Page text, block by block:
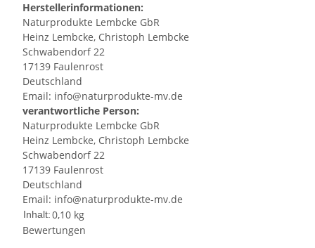
Herstellerinformationen:
Naturprodukte Lembcke GbR
Heinz Lembcke, Christoph Lembcke
Schwabendorf 22
17139 Faulenrost
Deutschland
Email: info@naturprodukte-mv.de
verantwortliche Person:
Naturprodukte Lembcke GbR
Heinz Lembcke, Christoph Lembcke
Schwabendorf 22
17139 Faulenrost
Deutschland
Email: info@naturprodukte-mv.de
Inhalt:0,10 kg
Bewertungen